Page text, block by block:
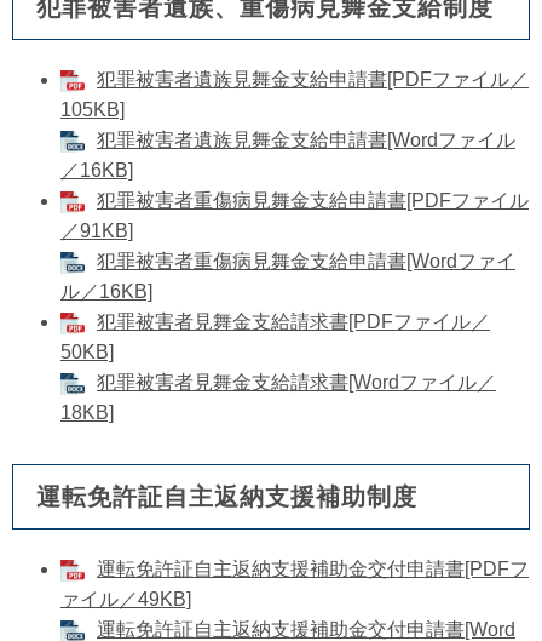
犯罪被害者遺族、重傷病見舞金支給制度
犯罪被害者遺族見舞金支給申請書[PDFファイル／
105KB]
犯罪被害者遺族見舞金支給申請書[Wordファイル
／16KB]
犯罪被害者重傷病見舞金支給申請書[PDFファイル
／91KB]
犯罪被害者重傷病見舞金支給申請書[Wordファイ
ル／16KB]
犯罪被害者見舞金支給請求書[PDFファイル／
50KB]
犯罪被害者見舞金支給請求書[Wordファイル／
18KB]
運転免許証自主返納支援補助制度
運転免許証自主返納支援補助金交付申請書[PDFフ
ァイル／49KB]
​運転免許証自主返納支援補助金交付申請書[Word